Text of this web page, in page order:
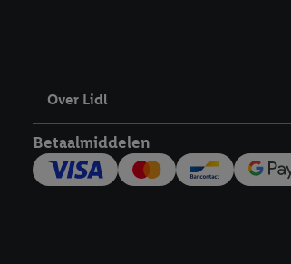
Over Lidl
Betaalmiddelen